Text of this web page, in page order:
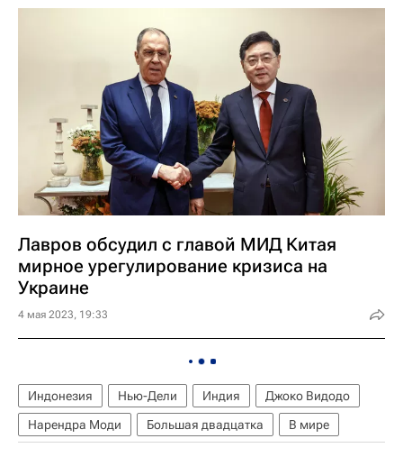
Лавров обсудил с главой МИД Китая
мирное урегулирование кризиса на
Украине
4 мая 2023, 19:33
Индонезия Нью-Дели Индия
Джоко Видодо
Нарендра Моди
Большая двадцатка В мире